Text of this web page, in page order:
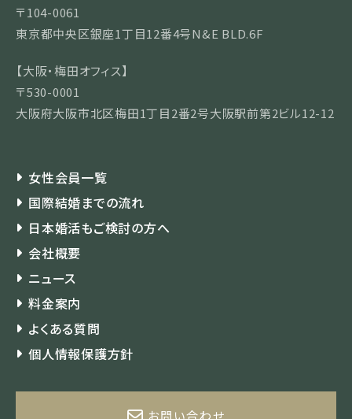
〒104-0061
東京都中央区銀座1丁目12番4号N&E BLD.6F
【大阪・梅田オフィス】
〒530-0001
大阪府大阪市北区梅田1丁目2番2号大阪駅前第2ビル12-12
女性会員一覧
国際結婚までの流れ
日本婚活もご検討の方へ
会社概要
ニュース
料金案内
よくある質問
個人情報保護方針
お問い合わせ